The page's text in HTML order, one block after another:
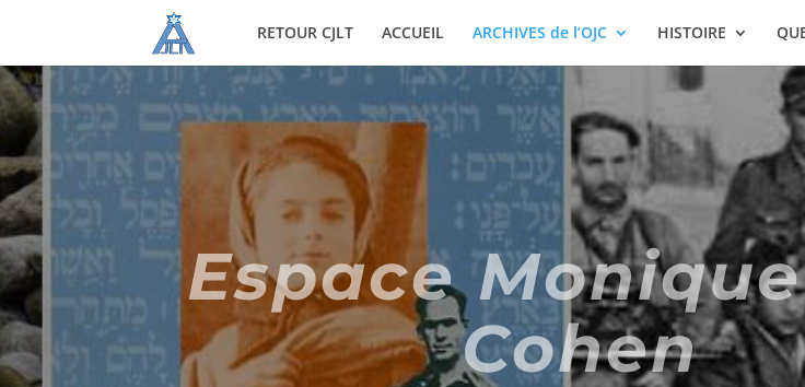
RETOUR CJLT ACCUEIL ARCHIVES de l’OJC HISTOIRE
Espace
Cohen